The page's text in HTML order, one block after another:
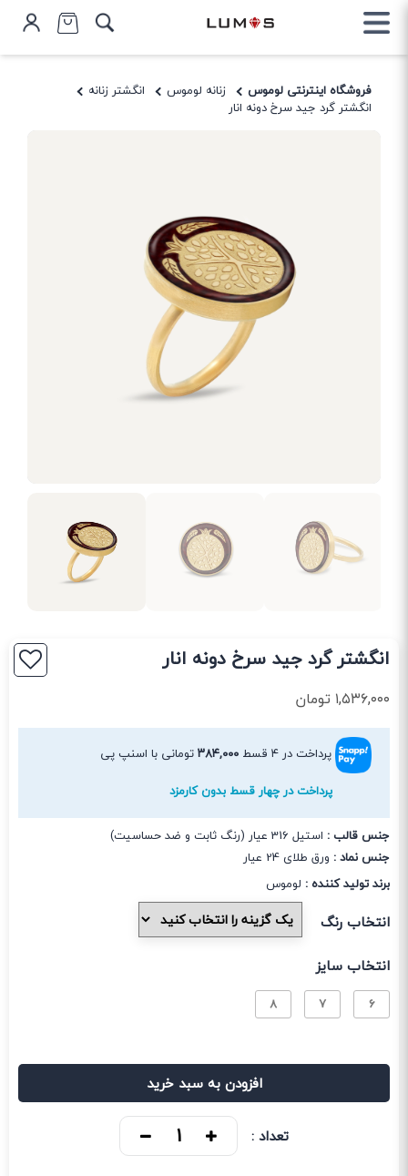
فروشگاه اینترنتی لوموس زنانه لوموس
انگشتر زنانه
انگشتر گرد جید سرخ دونه انار
انگشتر گرد جید سرخ دونه انار
۱,۵۳۶,۰۰۰ تومان
پرداخت در ۴ قسط ۳۸۴,۰۰۰تومانی با اسنپ پی
پرداخت در چهار قسط بدون کارمزد
جنس قالب : استیل 316 عیار (رنگ ثابت و ضد حساسیت)
جنس نماد : ورق طلای 24 عیار
برند تولید کننده : لوموس
انتخاب رنگ
انتخاب سایز
6
7
8
افزودن به سبد خرید
تعداد :